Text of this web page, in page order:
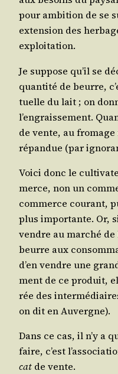
pour ambi­tion de se
exten­sion des
exploitation.
Je sup­pose qu’il se
quan­ti­té de beurre,
tuelle du lait ; on
l’en­grais­se­ment.
de vente, au
répan­due (par
Voi­ci donc le
merce, non un
com­merce cou­rant,
plus impor­tante. Or,
vendre au mar­ché
beurre aux
d’en vendre une
ment de ce pro­duit,
rée des
on dit en Auvergne).
Dans ce cas, il n’y a
faire, c’est
cat de vente.